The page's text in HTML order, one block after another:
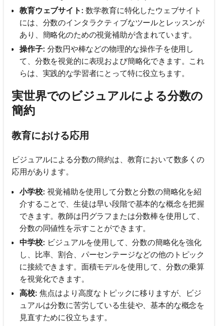
教育ウェブサイト: 数学教育に特化したウェブサイト
には、分数のインタラクティブなツールとレッスンが
あり、簡略化のための視覚補助が含まれています。
操作子: 分数円や棒などの物理的な操作子を使用し
て、分数を視覚的に表現および簡略化できます。これ
らは、実践的な学習者にとって特に役立ちます。
実世界でのビジュアルによる分数の
簡約
教育における応用
ビジュアルによる分数の簡約は、教育において数多くの
応用があります。
小学校: 視覚補助を使用して分数と分数の簡略化を紹
介することで、生徒は早い段階で基本的な概念を把握
できます。教師は円グラフまたは分数棒を使用して、
分数の同値性を示すことができます。
中学校: ビジュアルを使用して、分数の簡略化を強化
し、比率、割合、パーセンテージなどの他のトピック
に接続できます。面積モデルを使用して、分数の乗算
を視覚化できます。
高校: 焦点はより高度なトピックに移りますが、ビジ
ュアルは分数に苦労している生徒や、基本的な概念を
見直すために役立ちます。